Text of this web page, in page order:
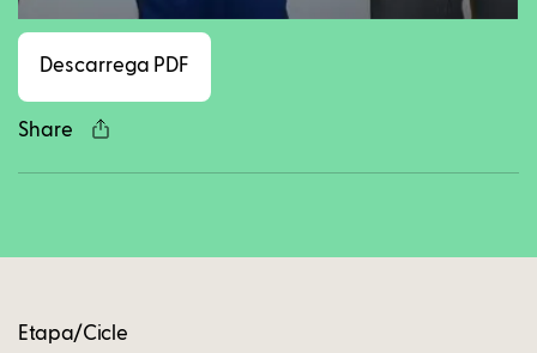
Descarrega PDF
Share
Etapa/Cicle